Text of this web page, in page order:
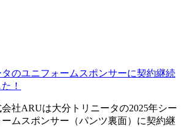
のユニフォームスポンサーに契約継続
！
社ARUは大分トリニータの2025年シー
ムスポンサー（パンツ裏面）に契約継